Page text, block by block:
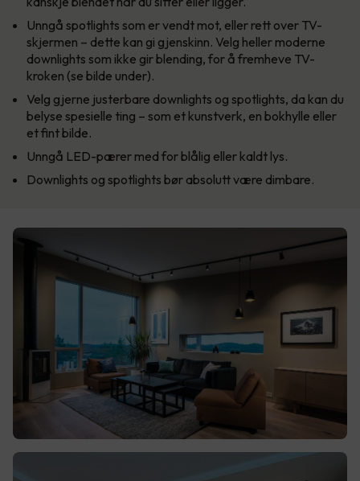
Unngå spotlights som er vendt mot, eller rett over TV-
skjermen – dette kan gi gjenskinn. Velg heller moderne
downlights som ikke gir blending, for å fremheve TV-
kroken (se bilde under).
Velg gjerne justerbare downlights og spotlights, da kan du
belyse spesielle ting – som et kunstverk, en bokhylle eller
et fint bilde.
Unngå LED-pærer med for blålig eller kaldt lys.
Downlights og spotlights bør absolutt være dimbare.